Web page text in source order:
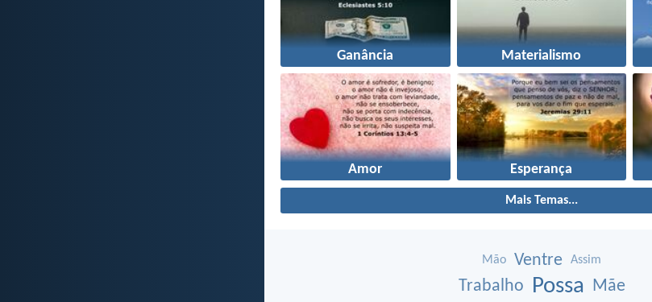
Ganância Materialismo
Amor Esperança
Mais Temas...
Mão Ventre Assim
Trabalho Possa Mãe